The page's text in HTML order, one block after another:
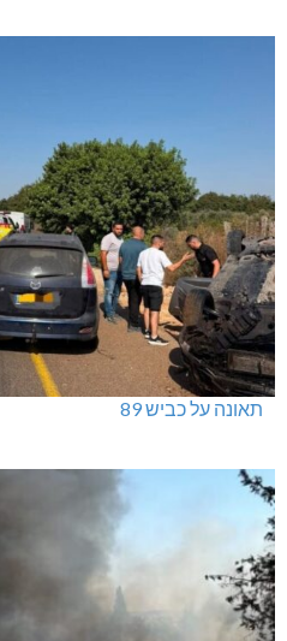
תאונה על כביש 89